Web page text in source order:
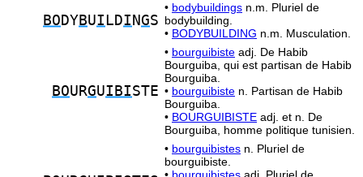
BO DYBUI LDI NGS
• bodybuildings n.m. Pluriel de
bodybuilding.
• BODYBUILDING n.m. Musculation.
BOURGUIBISTE
• bourguibiste adj. De Habib
Bourguiba, qui est partisan de Habib
Bourguiba.
• bourguibiste n. Partisan de Habib
Bourguiba.
• BOURGUIBISTE adj. et n. De
Bourguiba, homme politique tunisien.
• bourguibistes n. Pluriel de
bourguibiste.